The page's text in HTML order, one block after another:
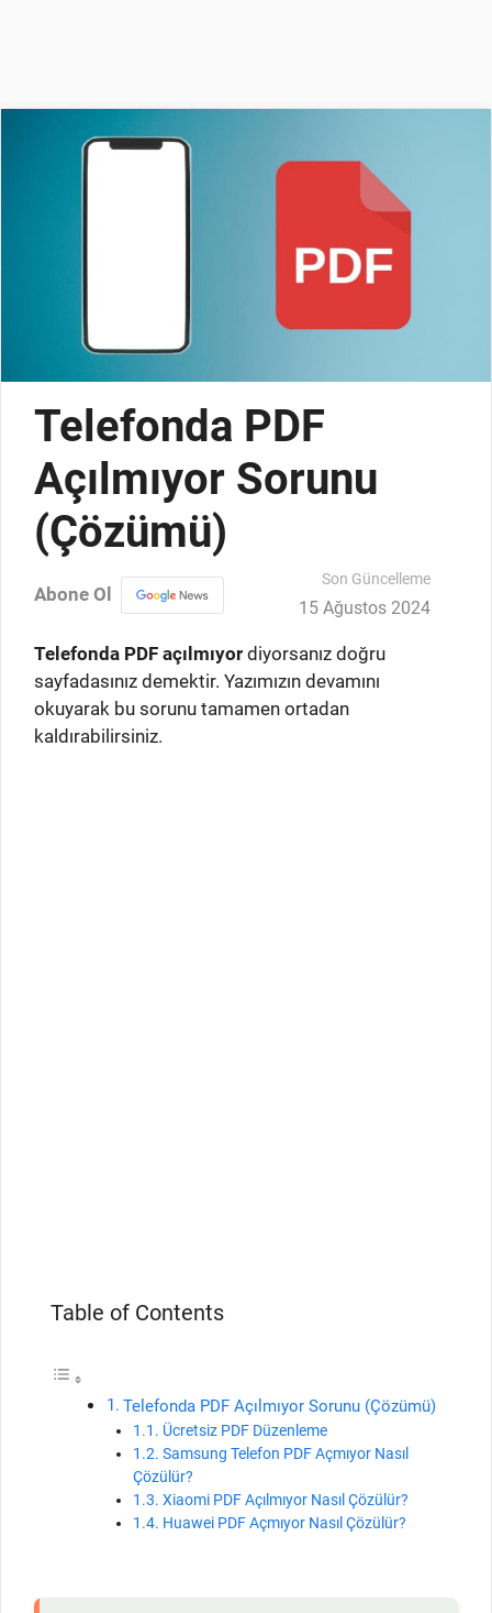
Telefonda PDF
Açılmıyor Sorunu
(Çözümü)
Abone Ol
Son Güncelleme
15 Ağustos 2024
Telefonda PDF açılmıyor diyorsanız doğru
sayfadasınız demektir. Yazımızın devamını
okuyarak bu sorunu tamamen ortadan
kaldırabilirsiniz.
Table of Contents
Telefonda PDF Açılmıyor Sorunu (Çözümü)
Ücretsiz PDF Düzenleme
Samsung Telefon PDF Açmıyor Nasıl
Çözülür?
Xiaomi PDF Açılmıyor Nasıl Çözülür?
Huawei PDF Açmıyor Nasıl Çözülür?